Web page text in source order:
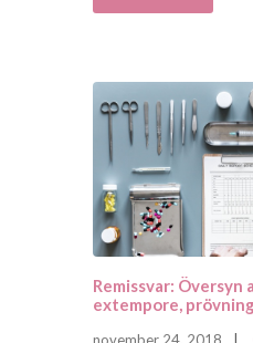
Remissvar: Översyn
extempore,